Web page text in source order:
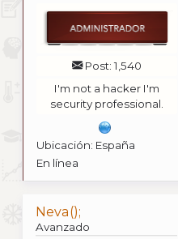
Post: 1,540
I'm not a hacker I'm
security professional.
Ubicación: España
En línea
Neva();
Avanzado